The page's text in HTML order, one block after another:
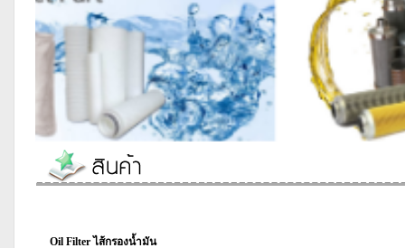
Oil Filter ไส้กรองน้ำมัน